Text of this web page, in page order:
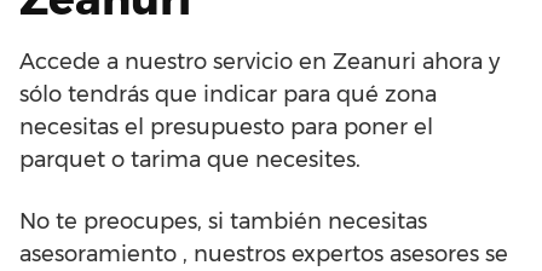
Accede a nuestro servicio en Zeanuri ahora y
sólo tendrás que indicar para qué zona
necesitas el presupuesto para poner el
parquet o tarima que necesites.
No te preocupes, si también necesitas
asesoramiento , nuestros expertos asesores se